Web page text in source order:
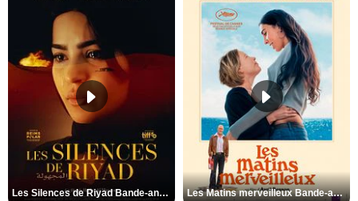
Les Silences de Riyad Bande-annonce VO STFR Les Matins merveilleux Bande-annonce VF